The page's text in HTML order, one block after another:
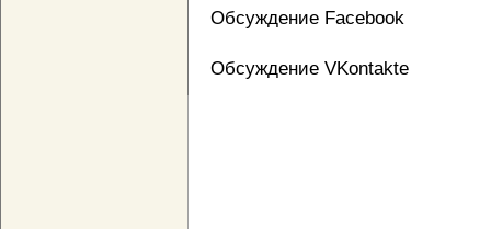
Обсуждение Facebook
Обсуждение VKontakte